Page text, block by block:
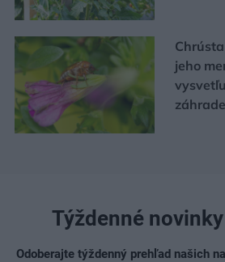
jeho
záhrade
Týždenné
Odoberajte týždenný prehľad našich